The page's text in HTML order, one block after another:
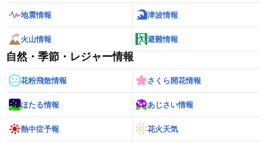
地震情報 津波情報
火山情報 避難情報
自然・季節・レジャー情報
花粉飛散情報 さくら開花情報
ほたる情報 あじさい情報
熱中症予報 花火天気